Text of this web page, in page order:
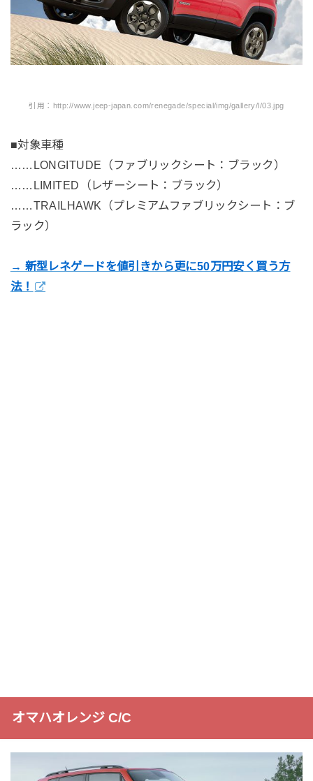
引用：http://www.jeep-japan.com/renegade/special/img/gallery/l/03.jpg
■対象車種
……LONGITUDE（ファブリックシート：ブラック）
……LIMITED（レザーシート：ブラック）
……TRAILHAWK（プレミアムファブリックシート：ブ
ラック）
→ 新型レネゲードを値引きから更に50万円安く買う方
法！
オマハオレンジ C/C